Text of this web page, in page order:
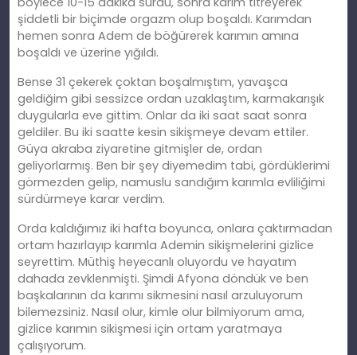
şiddetli bir biçimde orgazm olup boşaldı. Karımdan
hemen sonra Adem de böğürerek karımın amına
boşaldı ve üzerine yığıldı.
Bense 31 çekerek çoktan boşalmıştım, yavaşca
geldiğim gibi sessizce ordan uzaklaştım, karmakarışık
duygularla eve gittim. Onlar da iki saat saat sonra
geldiler. Bu iki saatte kesin sikişmeye devam ettiler.
Güya akraba ziyaretine gitmişler de, ordan
geliyorlarmış. Ben bir şey diyemedim tabi, gördüklerimi
görmezden gelip, namuslu sandığım karımla evliliğimi
sürdürmeye karar verdim.
Orda kaldığımız iki hafta boyunca, onlara çaktırmadan
ortam hazırlayıp karımla Ademin sikişmelerini gizlice
seyrettim. Müthiş heyecanlı oluyordu ve hayatım
dahada zevklenmişti. Şimdi Afyona döndük ve ben
başkalarının da karımı sikmesini nasıl arzuluyorum
bilemezsiniz. Nasıl olur, kimle olur bilmiyorum ama,
gizlice karımın sikişmesi için ortam yaratmaya
çalışıyorum.